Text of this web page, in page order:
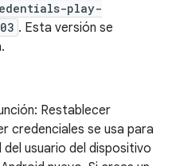
play-
. Esta versión se
Restablecer
credenciales se usa para
usuario del dispositivo